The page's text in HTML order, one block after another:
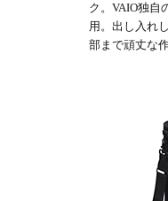
ク。VAIO独自
用。出し入れ
部まで頑丈な